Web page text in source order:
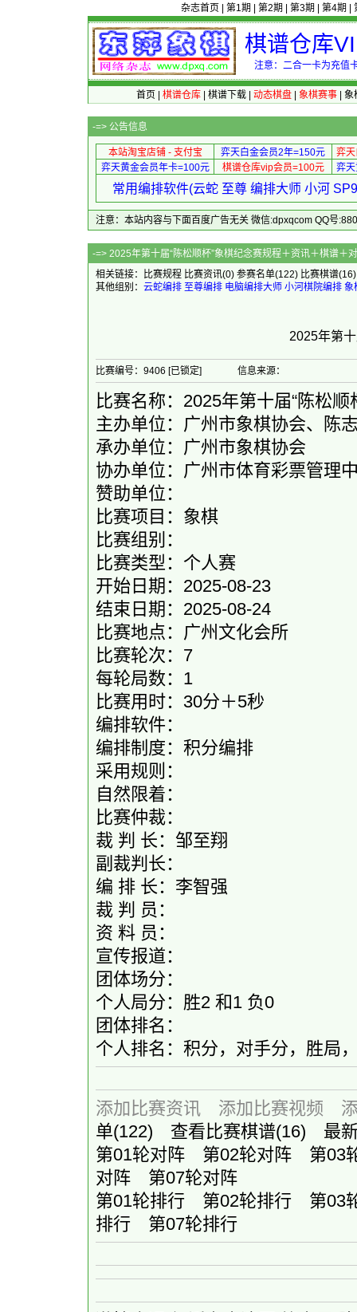
杂志首页 第1期 第2期 第3期 第4期
棋谱仓库
注意：二合一卡为充值
首页 棋谱仓库| 棋谱下载| 动态棋盘| 象棋赛事| 象
-=> 公告信息
本站淘宝店铺 - 支付宝 弈天白金会员2年=150元
弈
弈天黄金会员年卡=100元
棋谱仓库vip会员=100元 弈
常用编排软件(云蛇 至尊 编排大师 小河
注意：本站内容与下面百度广告无关 微信:dpxqcom QQ号
-=> 2025年第十届“陈松顺杯”象棋纪念赛
相关链接：
比赛规程 比赛资讯(0) 参赛名单(122) 比赛棋谱
其他组别： 云蛇编排 至尊编排 电脑编排大师 小河棋院编排 象
2025年第
比赛编号：9406 [已锁定] 信息来源：
比赛名称：2025年第十届“陈松顺
主办单位：广州市象棋协会、陈
承办单位：广州市象棋协会
协办单位：广州市体育彩票管理
赞助单位：
比赛项目：象棋
比赛组别：
比赛类型：个人赛
开始日期：2025-08-23
结束日期：2025-08-24
比赛地点：广州文化会所
比赛轮次：7
每轮局数：1
比赛用时：30分＋5秒
编排软件：
编排制度：积分编排
采用规则：
自然限着：
比赛仲裁：
裁 判 长：邹至翔
副裁判长：
编 排 长：李智强
裁 判 员：
资 料 员：
宣传报道：
团体场分：
个人局分：胜2 和1 负0
团体排名：
个人排名：积分，对手分，胜局
添加比赛资讯 添加比赛视频
单(122) 查看比赛棋谱(16) 最
第01轮对阵
第02轮对阵
第03
对阵
第07轮对阵
第01轮排行
第02轮排行
第03
排行
第07轮排行